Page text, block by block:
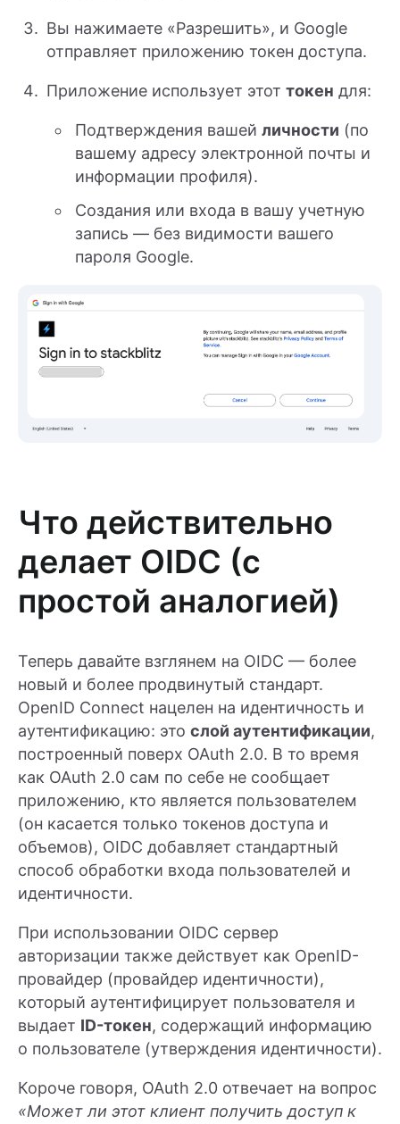
Вы нажимаете «Разрешить», и Google
отправляет приложению токен доступа.
Приложение использует этот токен для:
Подтверждения вашей личности (по
вашему адресу электронной почты и
информации профиля).
Создания или входа в вашу учетную
запись — без видимости вашего
пароля Google.
Что действительно
делает OIDC (с
простой аналогией)
Теперь давайте взглянем на OIDC — более
новый и более продвинутый стандарт.
OpenID Connect нацелен на идентичность и
аутентификацию: это слой аутентификации,
построенный поверх OAuth 2.0. В то время
как OAuth 2.0 сам по себе не сообщает
приложению, кто является пользователем
(он касается только токенов доступа и
объемов), OIDC добавляет стандартный
способ обработки входа пользователей и
идентичности.
При использовании OIDC сервер
авторизации также действует как OpenID-
провайдер (провайдер идентичности),
который аутентифицирует пользователя и
выдает ID-токен, содержащий информацию
о пользователе (утверждения идентичности).
Короче говоря, OAuth 2.0 отвечает на вопрос
«Может ли этот клиент получить доступ к